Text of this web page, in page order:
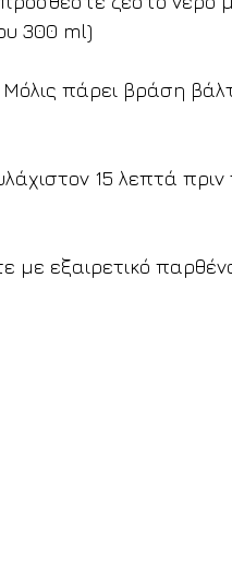
300 ml)
πάρει βράση
15 λεπτά πριν
με εξαιρετικό